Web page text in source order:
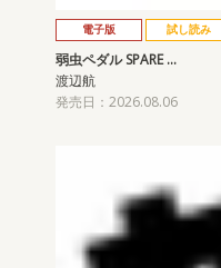
電子版 試し読み
弱虫ペダル SPARE …
渡辺航
発売日：2026.08.06